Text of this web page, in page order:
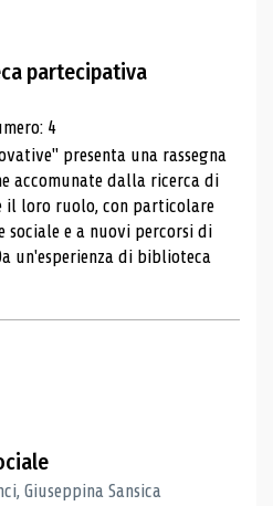
partecipativa
4
presenta una rassegna
accomunate dalla ricerca di
il loro ruolo, con particolare
sociale e a nuovi percorsi di
un'esperienza di biblioteca
Giuseppina Sansica